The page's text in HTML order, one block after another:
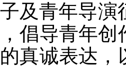
及青年导演
倡导青年
真诚表达